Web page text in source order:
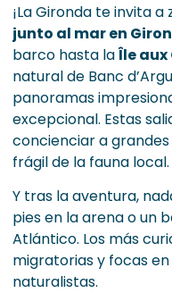
¡La Gironda te invita
junto al mar en
barco hasta laÎle aux
natural de Banc
panoramas
excepcional. Estas
concienciar a
frágil de la fauna local.
Y tras la aventura,
pies en la arena o un
Atlántico. Los más
migratorias y focas
naturalistas.